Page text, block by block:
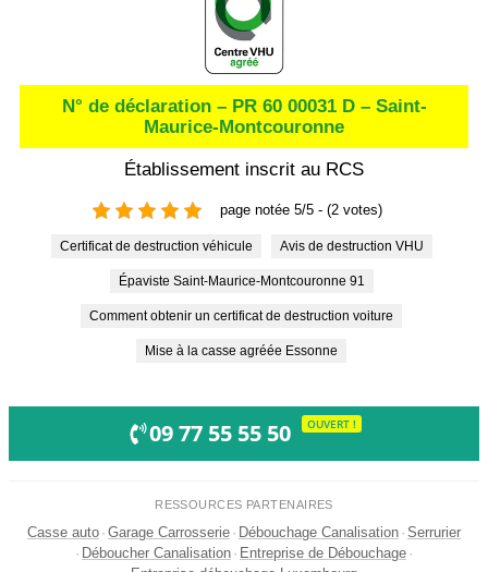
N° de déclaration – PR 60 00031 D – Saint-
Maurice-Montcouronne
Établissement inscrit au RCS
page notée 5/5 - (2 votes)
Certificat de destruction véhicule Avis de destruction VHU
Épaviste Saint-Maurice-Montcouronne 91
Comment obtenir un certificat de destruction voiture
Mise à la casse agréée Essonne
09 77 55 55 50 OUVERT !
RESSOURCES PARTENAIRES
Casse auto · Garage Carrosserie · Débouchage Canalisation · Serrurier
· Déboucher Canalisation · Entreprise de Débouchage ·